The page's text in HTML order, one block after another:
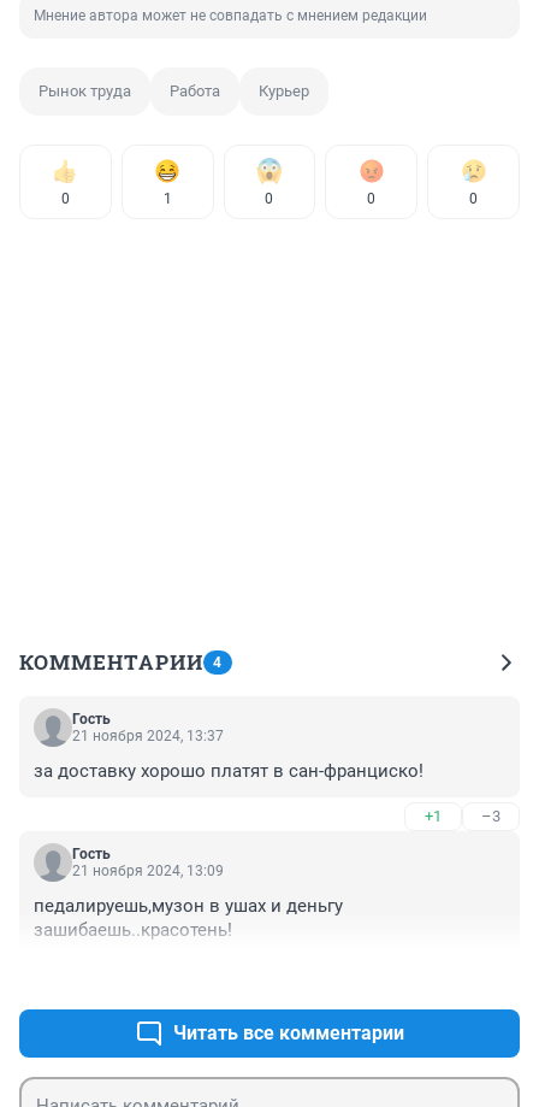
Мнение автора может не совпадать с мнением редакции
Рынок труда Работа Курьер
0 1 0 0 0
КОММЕНТАРИИ 4
Гость
21 ноября 2024, 13:37
за доставку хорошо платят в сан-франциско!
+1 –3
Гость
21 ноября 2024, 13:09
педалируешь,музон в ушах и деньгу
зашибаешь..красотень!
Читать все комментарии